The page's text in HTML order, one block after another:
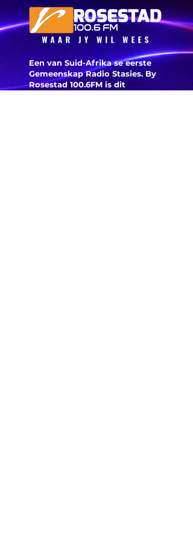
Een van Suid-Afrika se eerste
Gemeenskap Radio Stasies. By
Rosestad 100.6FM is dit